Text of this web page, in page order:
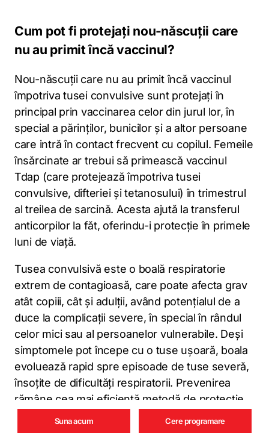
Cum pot fi protejați nou-născuții care
nu au primit încă vaccinul?
Nou-născuții care nu au primit încă vaccinul
împotriva tusei convulsive sunt protejați în
principal prin vaccinarea celor din jurul lor, în
special a părinților, bunicilor și a altor persoane
care intră în contact frecvent cu copilul. Femeile
însărcinate ar trebui să primească vaccinul
Tdap (care protejează împotriva tusei
convulsive, difteriei și tetanosului) în trimestrul
al treilea de sarcină. Acesta ajută la transferul
anticorpilor la făt, oferindu-i protecție în primele
luni de viață.
Tusea convulsivă este o boală respiratorie
extrem de contagioasă, care poate afecta grav
atât copiii, cât și adulții, având potențialul de a
duce la complicații severe, în special în rândul
celor mici sau al persoanelor vulnerabile. Deși
simptomele pot începe cu o tuse ușoară, boala
evoluează rapid spre episoade de tuse severă,
însoțite de dificultăți respiratorii. Prevenirea
rămâne cea mai eficientă metodă de protecție,
iar vaccinarea este esențială atât pentru copii,
cât și pentru adulți, în special pentru cei care
Suna acum Cere programare